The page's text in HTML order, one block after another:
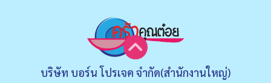
บริษัท บอร์น โปรเจค จำกัด(สำนักงานใหญ่)